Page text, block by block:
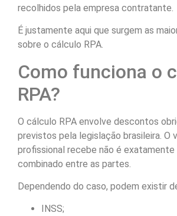
recolhidos pela empresa contratante.
É justamente aqui que surgem as
sobre o cálculo RPA.
Como funciona o
RPA?
O cálculo RPA envolve descontos
previstos pela legislação brasileira. O
profissional recebe não é
combinado entre as partes.
Dependendo do caso, podem existir
INSS;